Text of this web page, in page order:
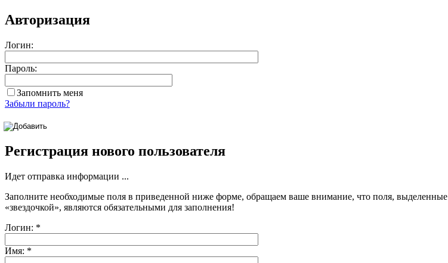
Авторизация
Логин:
Пароль:
Запомнить меня
Забыли пароль?
Регистрация нового пользователя
Идет отправка информации ...
Заполните необходимые поля в приведенной ниже форме, обращаем ваше внимание, что поля, выделенные
«звездочкой», являются обязательными для заполнения!
Логин: *
Имя: *